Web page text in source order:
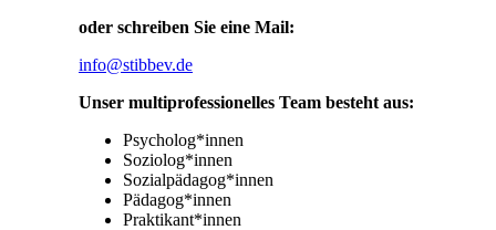
oder schreiben Sie eine Mail:
info@stibbev.de
Unser multiprofessionelles Team besteht aus:
Psycholog*innen
Soziolog*innen
Sozialpädagog*innen
Pädagog*innen
Praktikant*innen